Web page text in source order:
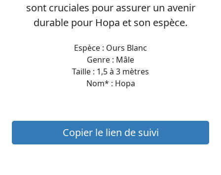
sont cruciales pour assurer un avenir
durable pour Hopa et son espèce.
Espèce : Ours Blanc
Genre : Mâle
Taille : 1,5 à 3 mètres
Nom* : Hopa
Copier le lien de suivi